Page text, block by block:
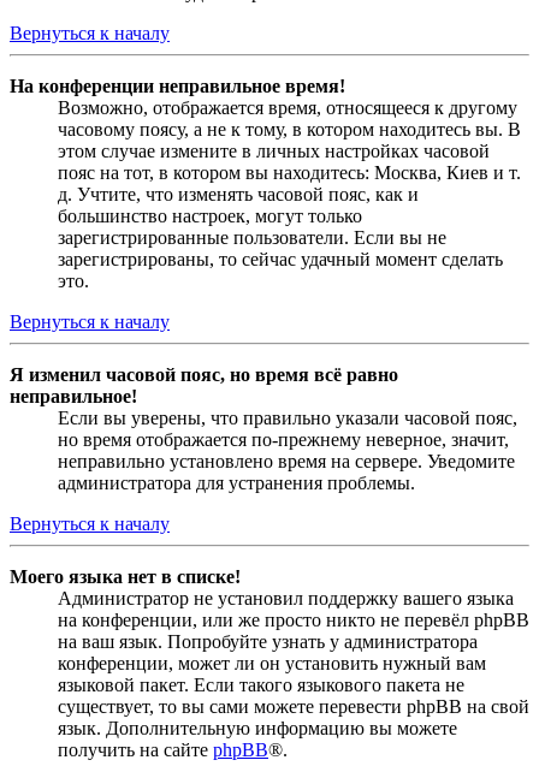
Вернуться к началу
На конференции неправильное время!
Возможно, отображается время, относящееся к другому
часовому поясу, а не к тому, в котором находитесь вы. В
этом случае измените в личных настройках часовой
пояс на тот, в котором вы находитесь: Москва, Киев и т.
д. Учтите, что изменять часовой пояс, как и
большинство настроек, могут только
зарегистрированные пользователи. Если вы не
зарегистрированы, то сейчас удачный момент сделать
это.
Вернуться к началу
Я изменил часовой пояс, но время всё равно
неправильное!
Если вы уверены, что правильно указали часовой пояс,
но время отображается по-прежнему неверное, значит,
неправильно установлено время на сервере. Уведомите
администратора для устранения проблемы.
Вернуться к началу
Моего языка нет в списке!
Администратор не установил поддержку вашего языка
на конференции, или же просто никто не перевёл phpBB
на ваш язык. Попробуйте узнать у администратора
конференции, может ли он установить нужный вам
языковой пакет. Если такого языкового пакета не
существует, то вы сами можете перевести phpBB на свой
язык. Дополнительную информацию вы можете
получить на сайте phpBB®.